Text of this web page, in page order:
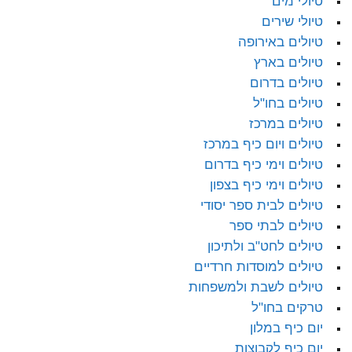
טיולי שירים
טיולים באירופה
טיולים בארץ
טיולים בדרום
טיולים בחו"ל
טיולים במרכז
טיולים ויום כיף במרכז
טיולים וימי כיף בדרום
טיולים וימי כיף בצפון
טיולים לבית ספר יסודי
טיולים לבתי ספר
טיולים לחט"ב ולתיכון
טיולים למוסדות חרדיים
טיולים לשבת ולמשפחות
טרקים בחו"ל
יום כיף במלון
יום כיף לקבוצות